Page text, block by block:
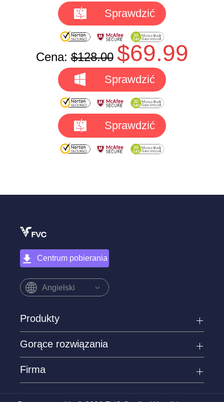
Sprawdzić
Cena:$128.00 $69.99
Sprawdzić
Sprawdzić
Centrum pobierania
Angielski
Produkty
Gorące rozwiązania
Firma